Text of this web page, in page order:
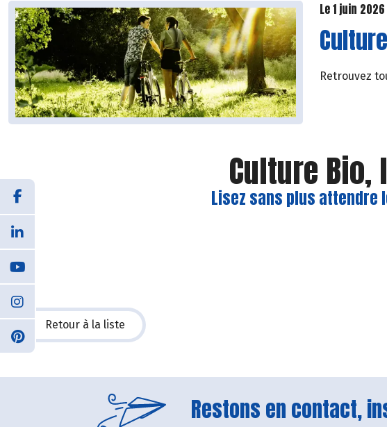
Le 1 juin 2026
Retrouvez
Culture Bio,
Lisez sans plus attendre
Retour à la liste
Restons en contact,